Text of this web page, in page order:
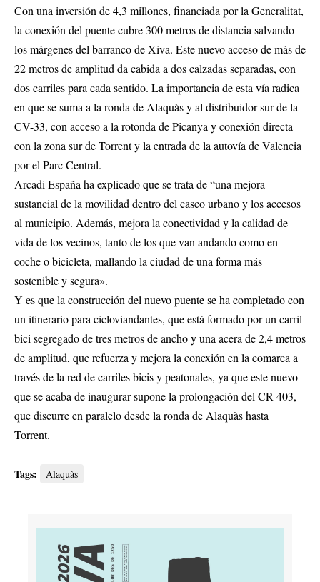
Con una inversión de 4,3 millones, financiada por la Generalitat,
la conexión del puente cubre 300 metros de distancia salvando
los márgenes del barranco de Xiva. Este nuevo acceso de más de
22 metros de amplitud da cabida a dos calzadas separadas, con
dos carriles para cada sentido. La importancia de esta vía radica
en que se suma a la ronda de Alaquàs y al distribuidor sur de la
CV-33, con acceso a la rotonda de Picanya y conexión directa
con la zona sur de Torrent y la entrada de la autovía de Valencia
por el Parc Central.
Arcadi España ha explicado que se trata de “una mejora
sustancial de la movilidad dentro del casco urbano y los accesos
al municipio. Además, mejora la conectividad y la calidad de
vida de los vecinos, tanto de los que van andando como en
coche o bicicleta, mallando la ciudad de una forma más
sostenible y segura».
Y es que la construcción del nuevo puente se ha completado con
un itinerario para cicloviandantes, que está formado por un carril
bici segregado de tres metros de ancho y una acera de 2,4 metros
de amplitud, que refuerza y mejora la conexión en la comarca a
través de la red de carriles bicis y peatonales, ya que este nuevo
que se acaba de inaugurar supone la prolongación del CR-403,
que discurre en paralelo desde la ronda de Alaquàs hasta
Torrent.
Tags: Alaquàs